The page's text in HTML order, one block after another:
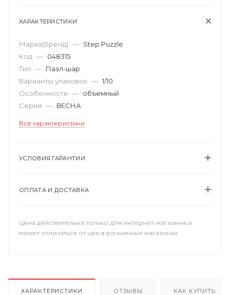
ХАРАКТЕРИСТИКИ
Марка(Бренд) — Step Puzzle
Код — 048315
Тип — Пазл-шар
Варианты упаковок — 1/10
Особенности — объемный
Серия — ВЕСНА
Все характеристики
УСЛОВИЯ ГАРАНТИИ
ОПЛАТА И ДОСТАВКА
Цена действительна только для интернет-магазина и
может отличаться от цен в розничных магазинах
ХАРАКТЕРИСТИКИ ОТЗЫВЫ КАК КУПИТЬ